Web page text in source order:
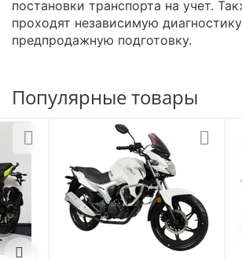
постановки транспорта на учет.
проходят независимую
предпродажную подготовку.
Популярные товары
В
Цена